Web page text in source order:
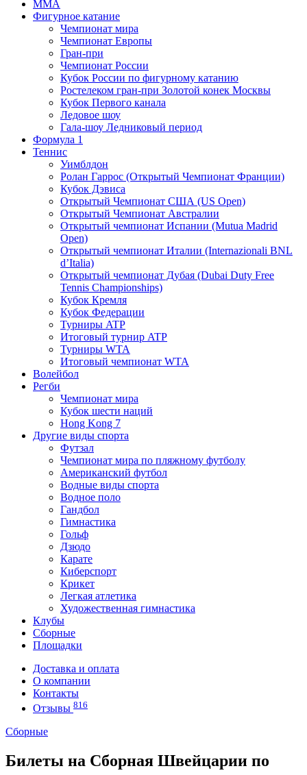
MMA
Фигурное катание
Чемпионат мира
Чемпионат Европы
Гран-при
Чемпионат России
Кубок России по фигурному катанию
Ростелеком гран-при Золотой конек Москвы
Кубок Первого канала
Ледовое шоу
Гала-шоу Ледниковый период
Формула 1
Теннис
Уимблдон
Ролан Гаррос (Открытый Чемпионат Франции)
Кубок Дэвиса
Открытый Чемпионат США (US Open)
Открытый Чемпионат Австралии
Открытый чемпионат Испании (Mutua Madrid
Open)
Открытый чемпионат Италии (Internazionali BNL
d’Italia)
Открытый чемпионат Дубая (Dubai Duty Free
Tennis Championships)
Кубок Кремля
Кубок Федерации
Турниры ATP
Итоговый турнир ATP
Турниры WTA
Итоговый чемпионат WTA
Волейбол
Регби
Чемпионат мира
Кубок шести наций
Hong Kong 7
Другие виды спорта
Футзал
Чемпионат мира по пляжному футболу
Американский футбол
Водные виды спорта
Водное поло
Гандбол
Гимнастика
Гольф
Дзюдо
Карате
Киберспорт
Крикет
Легкая атлетика
Художественная гимнастика
Клубы
Сборные
Площадки
Доставка и оплата
О компании
Контакты
Отзывы 816
Сборные
Билеты на Сборная Швейцарии по